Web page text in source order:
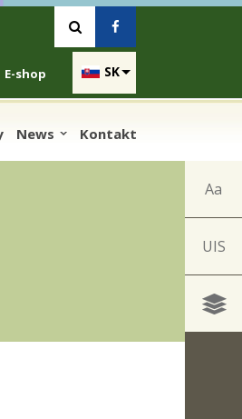
Vyhľadávanie
SK
E-shop
News Kontakt
Aa
UIS